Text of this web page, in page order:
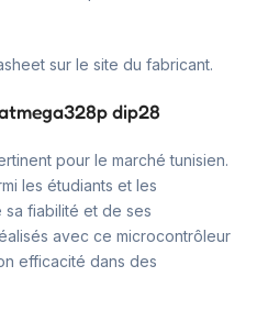
sur le site du fabricant.
dip28
pour le marché tunisien.
les étudiants et les
fiabilité et de ses
avec ce microcontrôleur
efficacité dans des